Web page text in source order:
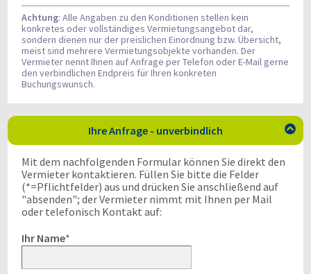
Achtung: Alle Angaben zu den Konditionen stellen kein
konkretes oder vollständiges Vermietungsangebot dar,
sondern dienen nur der preislichen Einordnung bzw. Übersicht,
meist sind mehrere Vermietungsobjekte vorhanden. Der
Vermieter nennt Ihnen auf Anfrage per Telefon oder E-Mail gerne
den verbindlichen Endpreis für Ihren konkreten
Buchungswunsch.
Ihre Anfrage - unverbindlich 
Mit dem nachfolgenden Formular können Sie direkt den
Vermieter kontaktieren. Füllen Sie bitte die Felder
(*=Pflichtfelder) aus und drücken Sie anschließend auf
"absenden"; der Vermieter nimmt mit Ihnen per Mail
oder telefonisch Kontakt auf:
Ihr Name*